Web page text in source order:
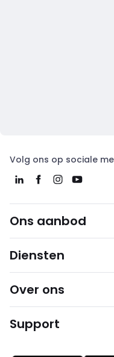
Volg ons op sociale
Ons aanbod
Diensten
Over ons
Support